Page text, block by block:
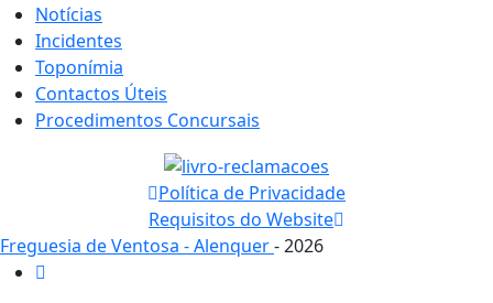
Notícias
Incidentes
Toponímia
Contactos Úteis
Procedimentos Concursais
Política de Privacidade
Requisitos do Website
Freguesia de Ventosa - Alenquer- 2026